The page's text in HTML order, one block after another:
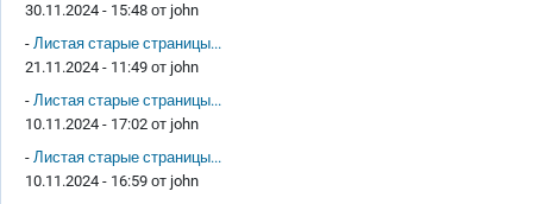
30.11.2024 - 15:48 от john
- Листая старые страницы...
21.11.2024 - 11:49 от john
- Листая старые страницы...
10.11.2024 - 17:02 от john
- Листая старые страницы...
10.11.2024 - 16:59 от john